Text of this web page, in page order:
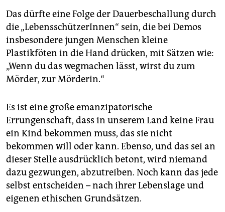
Das dürfte eine Folge der Dauerbeschallung durch
die „LebensschützerInnen“ sein, die bei Demos
insbesondere jungen Menschen kleine
Plastikföten in die Hand drücken, mit Sätzen wie:
„Wenn du das wegmachen lässt, wirst du zum
Mörder, zur Mörderin.“
Es ist eine große emanzipatorische
Errungenschaft, dass in unserem Land keine Frau
ein Kind bekommen muss, das sie nicht
bekommen will oder kann. Ebenso, und das sei an
dieser Stelle ausdrücklich betont, wird niemand
dazu gezwungen, abzutreiben. Noch kann das jede
selbst entscheiden – nach ihrer Lebenslage und
eigenen ethischen Grundsätzen.